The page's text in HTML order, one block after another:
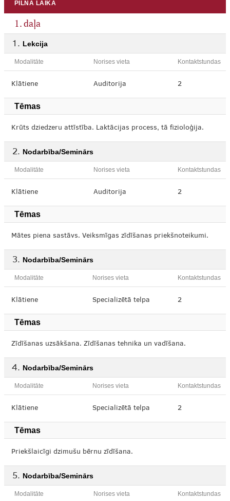
PILNA LAIKA
1. daļa
Lekcija
Modalitāte Norises vieta Kontaktstundas
Klātiene Auditorija 2
Tēmas
Krūts dziedzeru attīstība. Laktācijas process, tā fizioloģija.
Nodarbība/Seminārs
Modalitāte Norises vieta Kontaktstundas
Klātiene Auditorija 2
Tēmas
Mātes piena sastāvs. Veiksmīgas zīdīšanas priekšnoteikumi.
Nodarbība/Seminārs
Modalitāte Norises vieta Kontaktstundas
Klātiene Specializētā telpa 2
Tēmas
Zīdīšanas uzsākšana. Zīdīšanas tehnika un vadīšana.
Nodarbība/Seminārs
Modalitāte Norises vieta Kontaktstundas
Klātiene Specializētā telpa 2
Tēmas
Priekšlaicīgi dzimušu bērnu zīdīšana.
Nodarbība/Seminārs
Modalitāte Norises vieta Kontaktstundas